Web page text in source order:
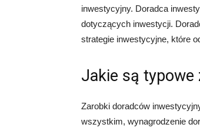
inwestycyjny. Doradca
dotyczących inwestycji.
strategie inwestycyjne, które
Jakie są
Zarobki doradców
wszystkim, wynagrodzenie